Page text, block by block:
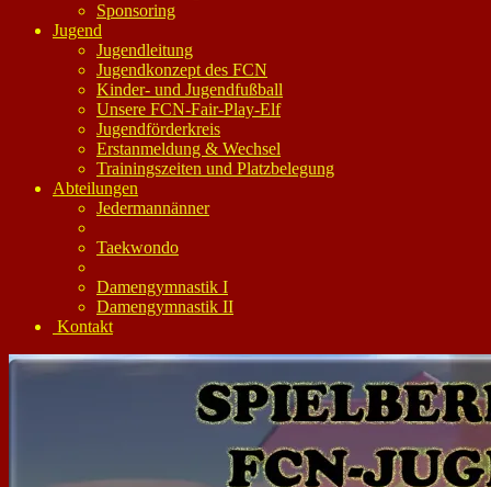
Sponsoring
Jugend
Jugendleitung
Jugendkonzept des FCN
Kinder- und Jugendfußball
Unsere FCN-Fair-Play-Elf
Jugendförderkreis
Erstanmeldung & Wechsel
Trainingszeiten und Platzbelegung
Abteilungen
Jedermannänner
Taekwondo
Damengymnastik I
Damengymnastik II
Kontakt